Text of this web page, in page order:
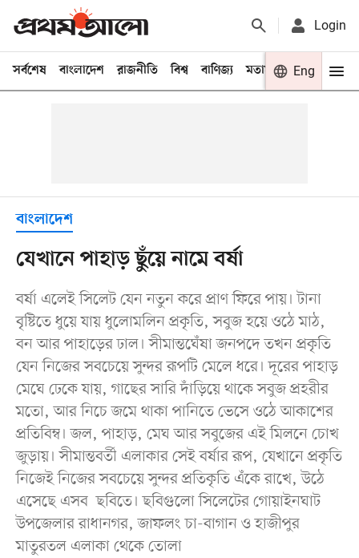
Login
সর্বশেষ বাংলাদেশ রাজনীতি বিশ্ব বাণিজ্য মতামত খেলা
Eng
বাংলাদেশ
যেখানে পাহাড় ছুঁয়ে নামে বর্ষা
বর্ষা এলেই সিলেট যেন নতুন করে প্রাণ ফিরে পায়। টানা
বৃষ্টিতে ধুয়ে যায় ধুলোমলিন প্রকৃতি, সবুজ হয়ে ওঠে মাঠ,
বন আর পাহাড়ের ঢাল। সীমান্তঘেঁষা জনপদে তখন প্রকৃতি
যেন নিজের সবচেয়ে সুন্দর রূপটি মেলে ধরে। দূরের পাহাড়
মেঘে ঢেকে যায়, গাছের সারি দাঁড়িয়ে থাকে সবুজ প্রহরীর
মতো, আর নিচে জমে থাকা পানিতে ভেসে ওঠে আকাশের
প্রতিবিম্ব। জল, পাহাড়, মেঘ আর সবুজের এই মিলনে চোখ
জুড়ায়। সীমান্তবর্তী এলাকার সেই বর্ষার রূপ, যেখানে প্রকৃতি
নিজেই নিজের সবচেয়ে সুন্দর প্রতিকৃতি এঁকে রাখে, উঠে
এসেছে এসব ছবিতে। ছবিগুলো সিলেটের গোয়াইনঘাট
উপজেলার রাধানগর, জাফলং চা-বাগান ও হাজীপুর
মাতুরতল এলাকা থেকে তোলা